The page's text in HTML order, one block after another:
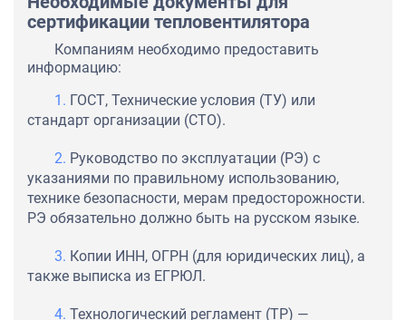
сертификации тепловентилятора
Компаниям необходимо предоставить
информацию:
ГОСТ, Технические условия (ТУ) или
стандарт организации (СТО).
Руководство по эксплуатации (РЭ) с
указаниями по правильному использованию,
технике безопасности, мерам предосторожности.
РЭ обязательно должно быть на русском языке.
Копии ИНН, ОГРН (для юридических лиц), а
также выписка из ЕГРЮЛ.
Технологический регламент (ТР) —